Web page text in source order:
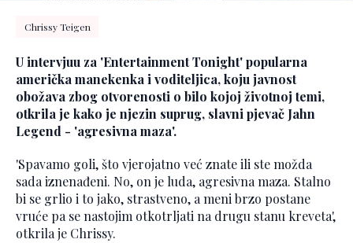
Chrissy Teigen
U intervjuu za 'EntertainmentTonight' popularna
američka manekenka i voditeljica, koju javnost
obožava zbog otvorenosti o bilo kojoj životnoj temi,
otkrila je kako je njezin suprug, slavni pjevač Jahn
Legend - 'agresivna maza'.
'Spavamo goli, što vjerojatno već znate ili ste možda
sada iznenađeni. No, on je luda, agresivna maza. Stalno
bi se grlio i to jako, strastveno, a meni brzo postane
vruće pa se nastojim otkotrljati na drugu stanu kreveta',
otkrila je Chrissy.